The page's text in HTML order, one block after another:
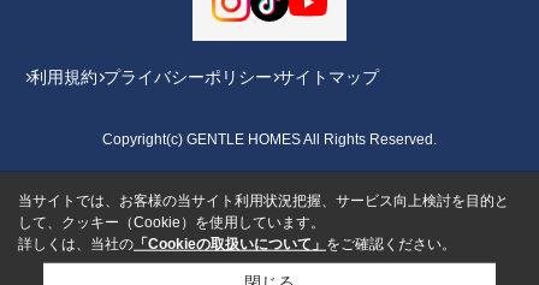
利用規約 プライバシーポリシー サイトマップ
Copyright(c) GENTLE HOMES All Rights Reserved.
当サイトでは、お客様の当サイト利用状況把握、サービス向上検討を目的と
して、クッキー（Cookie）を使用しています。
詳しくは、当社の 「Cookieの取扱いについて」 をご確認ください。